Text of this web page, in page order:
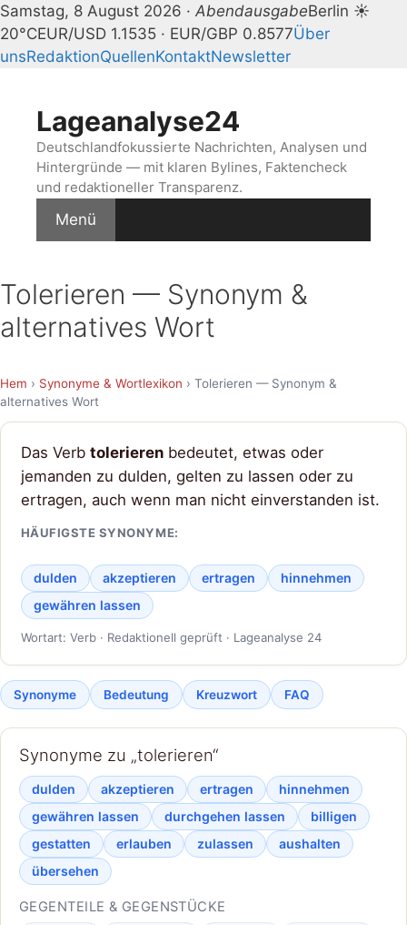
Samstag, 8 August 2026 · AbendausgabeBerlin ☀
20°CEUR/USD 1.1535 · EUR/GBP 0.8577Über
unsRedaktionQuellenKontaktNewsletter
springenLageanalyse24
Deutschlandfokussierte Nachrichten, Analysen und
Hintergründe — mit klaren Bylines, Faktencheck
und redaktioneller Transparenz.
Menü
Tolerieren — Synonym &
alternatives Wort
Hem › Synonyme & Wortlexikon › Tolerieren — Synonym &
alternatives Wort
Das Verb tolerierenbedeutet, etwas oder
jemanden zu dulden, gelten zu lassen oder zu
ertragen, auch wenn man nicht einverstanden ist.
HÄUFIGSTE SYNONYME:
dulden akzeptieren ertragen
hinnehmen
gewähren lassen
Wortart: Verb · Redaktionell geprüft · Lageanalyse 24
Synonyme Bedeutung Kreuzwort FAQ
Synonyme zu „tolerieren“
dulden akzeptieren ertragen
hinnehmen
gewähren lassen
durchgehen lassen
billigen
gestatten
erlauben zulassen
aushalten
übersehen
GEGENTEILE & GEGENSTÜCKE